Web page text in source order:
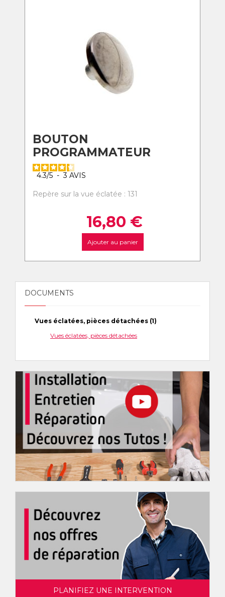
BOUTON
PROGRAMMATEUR
4.3/5 - 3 AVIS
Repère sur la vue éclatée : 131
16,80 €
Ajouter au panier
DOCUMENTS
Vues éclatées, pièces détachées (1)
Vues éclatées, pièces détachées
PLANIFIEZ UNE INTERVENTION